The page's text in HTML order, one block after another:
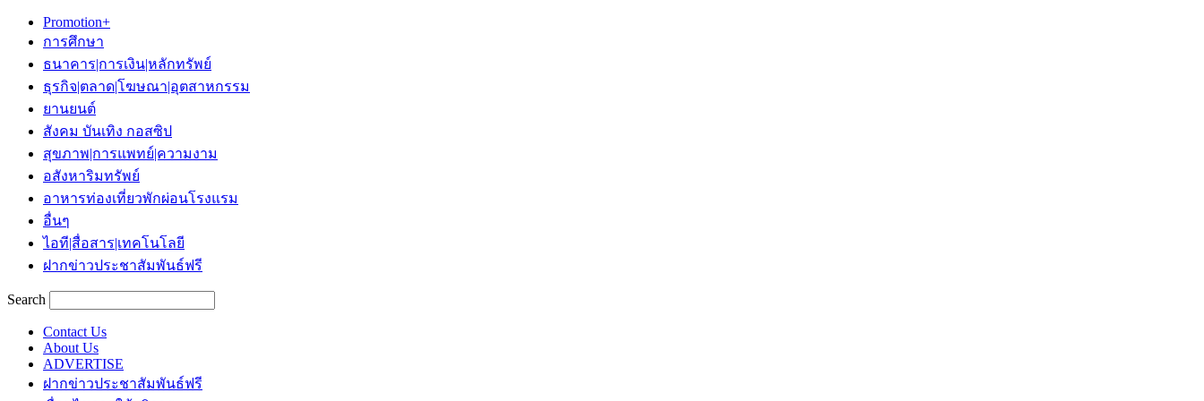
Promotion+
การศึกษา
ธนาคาร|การเงิน|หลักทรัพย์
ธุรกิจ|ตลาด|โฆษณา|อุตสาหกรรม
ยานยนต์
สังคม บันเทิง กอสซิป
สุขภาพ|การแพทย์|ความงาม
อสังหาริมทรัพย์
อาหารท่องเที่ยวพักผ่อนโรงแรม
อื่นๆ
ไอที|สื่อสาร|เทคโนโลยี
ฝากข่าวประชาสัมพันธ์ฟรี
Search
Contact Us
About Us
ADVERTISE
ฝากข่าวประชาสัมพันธ์ฟรี